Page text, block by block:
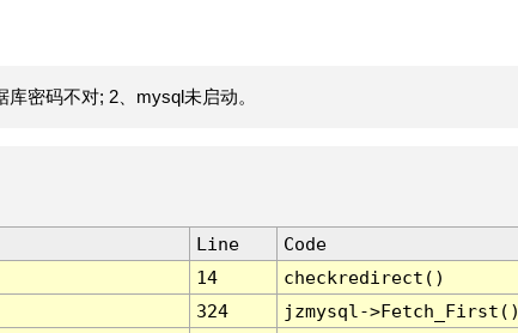
密码不对; 2、mysql未启动。
Line
Code
14
checkredirect()
324
jzmysql-